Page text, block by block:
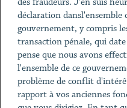
déclaration dansl'ensemble
gouvernement, y compris
transaction pénale, qui
pense que nous avons
l'ensemble de ce
problème de conflit
rapport à vos anciennes